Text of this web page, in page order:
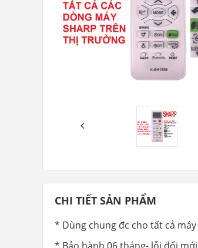
CHI TIẾT SẢN PHẨM
* Dùng chung đc cho tất cả
* Bảo hành 06 tháng- lỗi đổi